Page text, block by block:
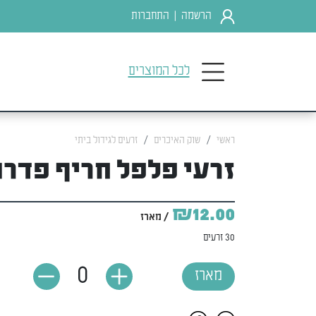
הרשמה התחברות
לכל המוצרים
ראשי שוק האיכרים זרעים לגידול ביתי
זרעי פלפל חריף
₪12.00 / מארז
30 זרעים
מארז 0